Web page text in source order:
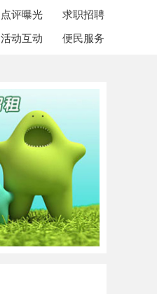
点评曝光
求职招聘
活动互动 便民服务